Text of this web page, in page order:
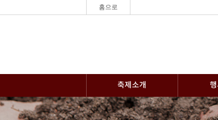
홈으로
축제소개